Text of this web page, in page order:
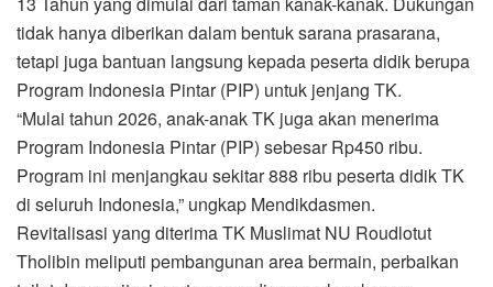
tidak hanya diberikan dalam bentuk sarana prasarana,
tetapi juga bantuan langsung kepada peserta didik berupa
Program Indonesia Pintar (PIP) untuk jenjang TK.
“Mulai tahun 2026, anak-anak TK juga akan menerima
Program Indonesia Pintar (PIP) sebesar Rp450 ribu.
Program ini menjangkau sekitar 888 ribu peserta didik TK
di seluruh Indonesia,” ungkap Mendikdasmen.
Revitalisasi yang diterima TK Muslimat NU Roudlotut
Tholibin meliputi pembangunan area bermain, perbaikan